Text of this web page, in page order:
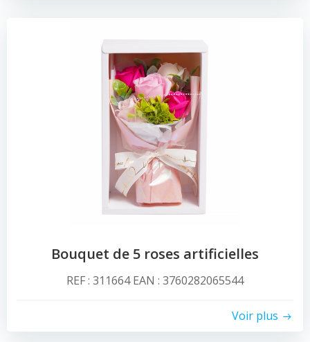
Bouquet de 5 roses artificielles
REF : 311664 EAN : 3760282065544
Voir plus